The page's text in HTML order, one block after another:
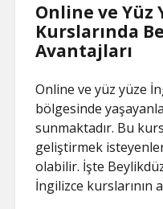
Online ve Yüz
Kurslarında
Avantajları
Online ve yüz yüze
bölgesinde
sunmaktadır. Bu
geliştirmek
olabilir. İşte
İngilizce kurslarının